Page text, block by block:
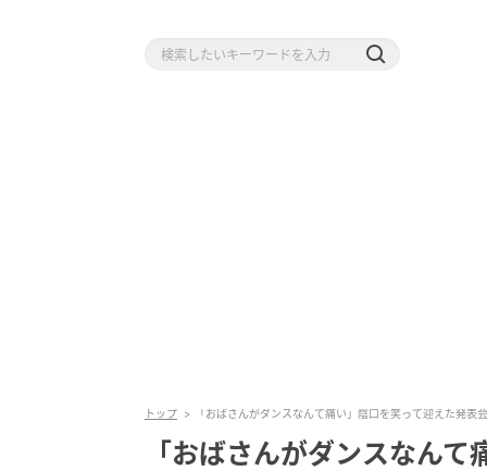
トップ 「おばさんがダンスなんて痛い」陰口を笑って迎えた発表
「おばさんがダンスなん